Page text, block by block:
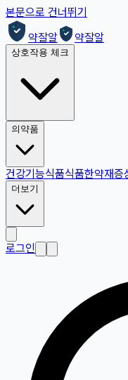
본문으로 건너뛰기
약잘알
약잘알
상호작용 체크
의약품
건강기능식품식품한약재증
더보기
로그인